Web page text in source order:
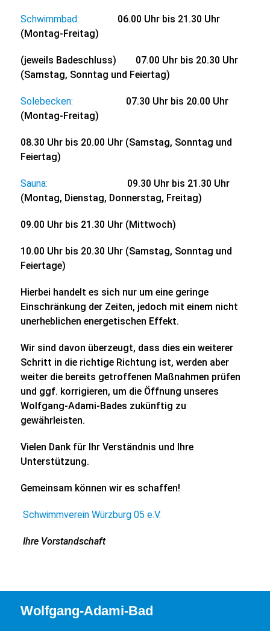
Schwimmbad: 06.00 Uhr bis 21.30 Uhr
(Montag-Freitag)
(jeweils Badeschluss) 07.00 Uhr bis 20.30 Uhr
(Samstag, Sonntag und Feiertag)
Solebecken:
07.30 Uhr bis 20.00 Uhr
(Montag-Freitag)
08.30 Uhr bis 20.00 Uhr (Samstag, Sonntag und
Feiertag)
Sauna:
09.30 Uhr bis 21.30 Uhr
(Montag, Dienstag, Donnerstag, Freitag)
09.00 Uhr bis 21.30 Uhr (Mittwoch)
10.00 Uhr bis 20.30 Uhr (Samstag, Sonntag und
Feiertage)
Hierbei handelt es sich nur um eine geringe
Einschränkung der Zeiten, jedoch mit einem nicht
unerheblichen energetischen Effekt.
Wir sind davon überzeugt, dass dies ein weiterer
Schritt in die richtige Richtung ist, werden aber
weiter die bereits getroffenen Maßnahmen prüfen
und ggf. korrigieren, um die Öffnung unseres
Wolfgang-Adami-Bades zukünftig zu
gewährleisten.
Vielen Dank für Ihr Verständnis und Ihre
Unterstützung.
Gemeinsam können wir es schaffen!
Schwimmverein Würzburg 05 e.V.
Ihre Vorstandschaft
Wolfgang-Adami-Bad